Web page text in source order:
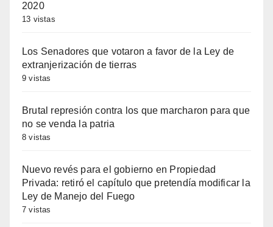
2020
13 vistas
Los Senadores que votaron a favor de la Ley de
extranjerización de tierras
9 vistas
Brutal represión contra los que marcharon para que
no se venda la patria
8 vistas
Nuevo revés para el gobierno en Propiedad
Privada: retiró el capítulo que pretendía modificar la
Ley de Manejo del Fuego
7 vistas